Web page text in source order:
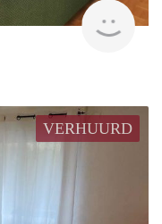
VERHUURD